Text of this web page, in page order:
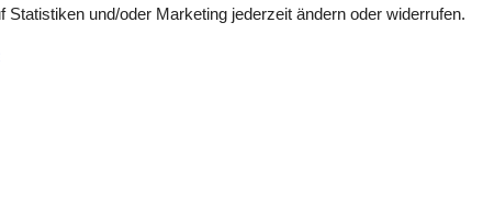
Statistiken und/oder Marketing jederzeit ändern oder widerrufen.